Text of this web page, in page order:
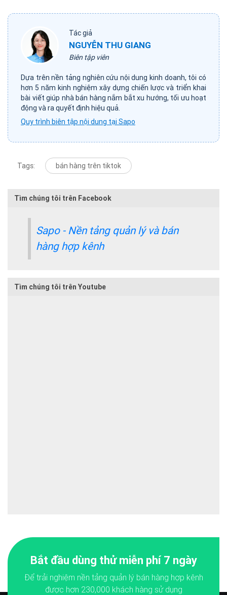
Tác giả
NGUYỄN THU GIANG
Biên tập viên
Dựa trên nền tảng nghiên cứu nội dung kinh doanh, tôi có
hơn 5 năm kinh nghiệm xây dựng chiến lược và triển khai
bài viết giúp nhà bán hàng nắm bắt xu hướng, tối ưu hoạt
động và ra quyết định hiệu quả.
Quy trình biên tập nội dung tại Sapo
Tags: bán hàng trên tiktok
Tìm chúng tôi trên Facebook
Sapo - Nền tảng quản lý và bán
hàng hợp kênh
Tìm chúng tôi trên Youtube
Bắt đầu dùng thử miễn phí 7 ngày
Để trải nghiệm nền tảng quản lý bán hàng hợp kênh
được hơn 230,000 khách hàng sử dụng